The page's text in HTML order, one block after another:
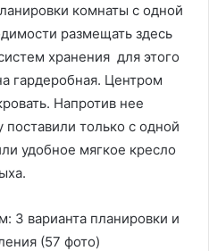
комнаты с одной
размещать здесь
хранения для этого
гардеробная. Центром
Напротив нее
только с одной
удобное мягкое кресло